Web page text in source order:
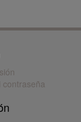
contraseña